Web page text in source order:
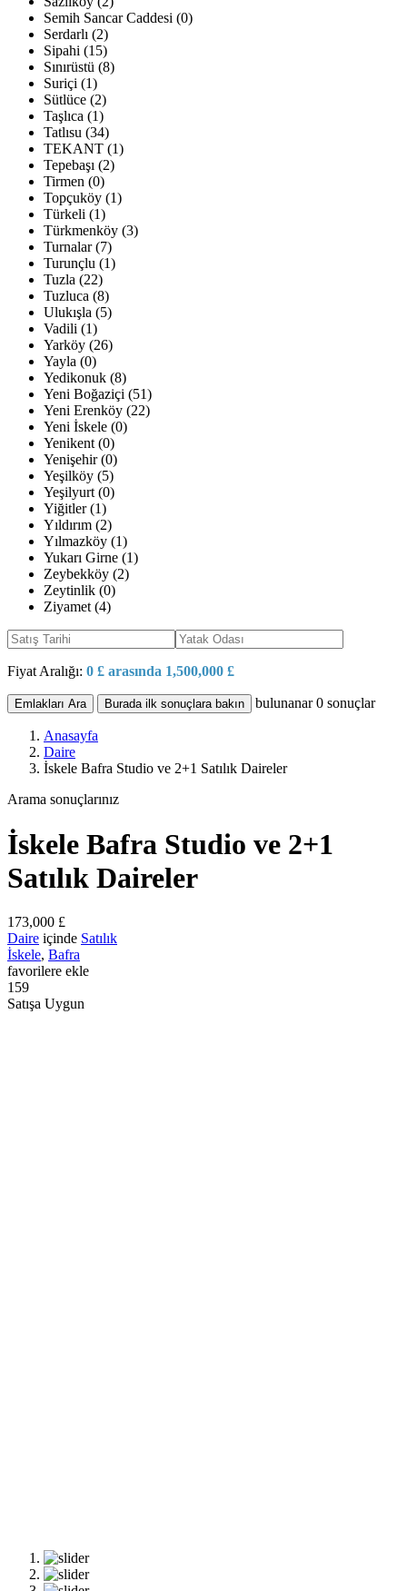
Semih Sancar Caddesi (0)
Serdarlı (2)
Sipahi (15)
Sınırüstü (8)
Suriçi (1)
Sütlüce (2)
Taşlıca (1)
Tatlısu (34)
TEKANT (1)
Tepebaşı (2)
Tirmen (0)
Topçuköy (1)
Türkeli (1)
Türkmenköy (3)
Turnalar (7)
Turunçlu (1)
Tuzla (22)
Tuzluca (8)
Ulukışla (5)
Vadili (1)
Yarköy (26)
Yayla (0)
Yedikonuk (8)
Yeni Boğaziçi (51)
Yeni Erenköy (22)
Yeni İskele (0)
Yenikent (0)
Yenişehir (0)
Yeşilköy (5)
Yeşilyurt (0)
Yiğitler (1)
Yıldırım (2)
Yılmazköy (1)
Yukarı Girne (1)
Zeybekköy (2)
Zeytinlik (0)
Ziyamet (4)
Fiyat Aralığı: 0 £ arasında 1,500,000 £
Emlakları Ara Burada ilk sonuçlara bakın bulunanar0 sonuçlar
Anasayfa
Daire
İskele Bafra Studio ve 2+1 Satılık Daireler
Arama sonuçlarınız
İskele Bafra Studio ve 2+1
Satılık Daireler
173,000 £
Daire içinde Satılık
İskele, Bafra
favorilere ekle
159
Satışa Uygun